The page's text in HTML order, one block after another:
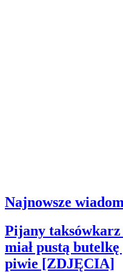
Najnowsze
Pijany
miał pustą
piwie [ZDJĘCIA]